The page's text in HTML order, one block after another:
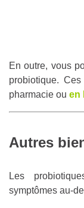
En outre, vous
probiotique.
pharmacie ou en
Autres
Les
symptômes au-